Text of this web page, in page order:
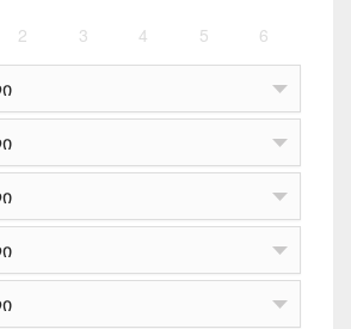
2 3 4 5 6